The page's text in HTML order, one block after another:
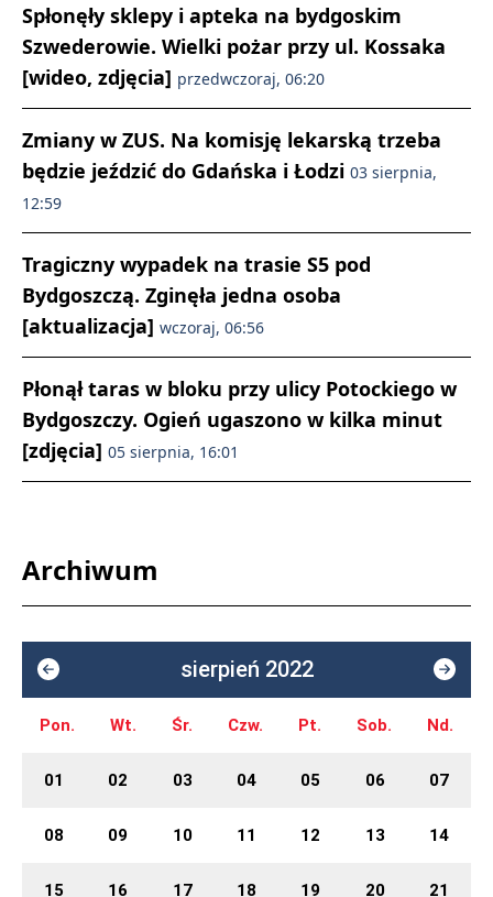
Spłonęły sklepy i apteka na bydgoskim
Szwederowie. Wielki pożar przy ul. Kossaka
[wideo, zdjęcia] przedwczoraj, 06:20
Zmiany w ZUS. Na komisję lekarską trzeba
będzie jeździć do Gdańska i Łodzi 03 sierpnia,
12:59
Tragiczny wypadek na trasie S5 pod
Bydgoszczą. Zginęła jedna osoba
[aktualizacja] wczoraj, 06:56
Płonął taras w bloku przy ulicy Potockiego w
Bydgoszczy. Ogień ugaszono w kilka minut
[zdjęcia] 05 sierpnia, 16:01
Archiwum
sierpień 2022
Pon. Wt. Śr. Czw. Pt. Sob. Nd.
01 02 03 04 05 06 07
08 09 10 11 12 13 14
15 16 17 18 19 20 21